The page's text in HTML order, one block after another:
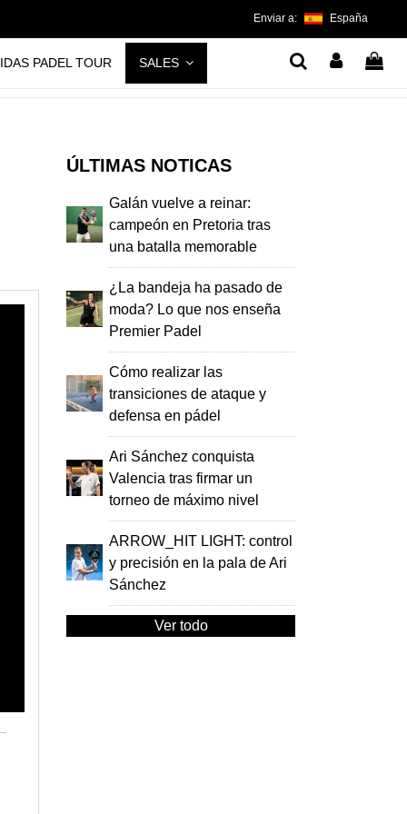
Enviar a: España
PADEL TOUR SALES
ÚLTIMAS NOTICAS
Galán vuelve a reinar:
campeón en Pretoria tras
una batalla memorable
¿La bandeja ha pasado de
moda? Lo que nos enseña
Premier Padel
Cómo realizar las
transiciones de ataque y
defensa en pádel
Ari Sánchez conquista
Valencia tras firmar un
torneo de máximo nivel
ARROW_HIT LIGHT: control
y precisión en la pala de Ari
Sánchez
Ver todo